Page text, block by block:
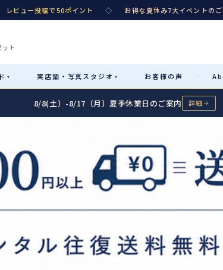
レビュー投稿で50ポイント ◇ お得な夏休み7大イベントの
ト
▾ 実店舗・ 写真スタジオ ▾ お客様の声 ·
カテゴリ詳細 サイズで選ぶ
Sale
性別・サイズで絞り込む
04 レンタルのご案内
予約・配送・返却・料金
05 レンタルの流れ
06 あんしんパック
汚れ・キズ・破損の補償
8/8(土）-8/17（月）夏季休業日のご案内 詳細